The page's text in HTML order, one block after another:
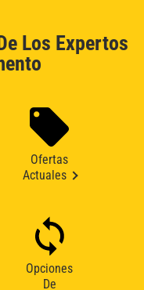
Los Expertos
Ofertas
Actuales
Opciones
De